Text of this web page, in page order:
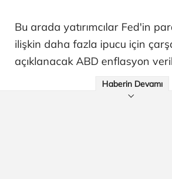
Bu arada yatırımcılar Fed'in
ilişkin daha fazla ipucu için
açıklanacak ABD enflasyon
Haberin Devamı